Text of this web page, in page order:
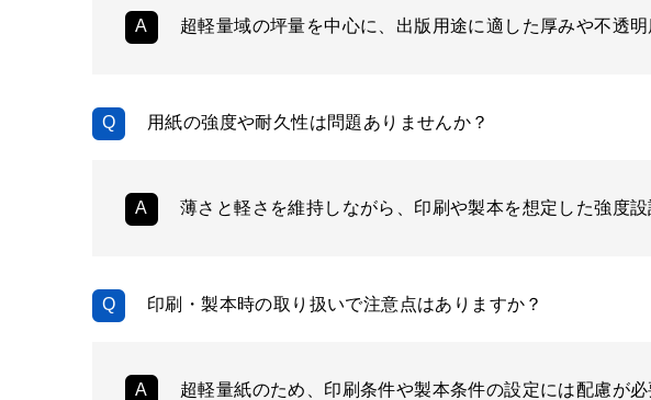
超軽量域の坪量を中心に、出版用途に適した厚みや不透
用紙の強度や耐久性は問題ありませんか？
薄さと軽さを維持しながら、印刷や製本を想定した強度設
印刷・製本時の取り扱いで注意点はありますか？
超軽量紙のため、印刷条件や製本条件の設定には配慮が